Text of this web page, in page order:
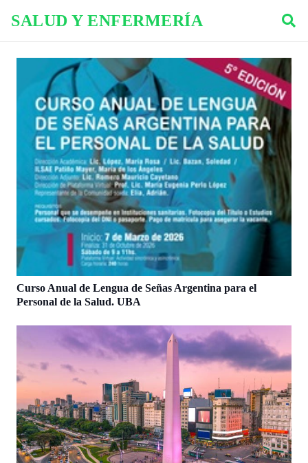
SALUD Y ENFERMERÍA
Curso Anual de Lengua de Señas Argentina para el
Personal de la Salud. UBA